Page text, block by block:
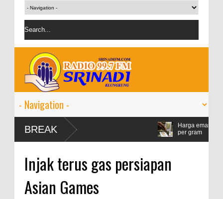
BREAK
Harga emas Antam naik jadi Rp1,528
Injak terus gas persiapan
Asian Games